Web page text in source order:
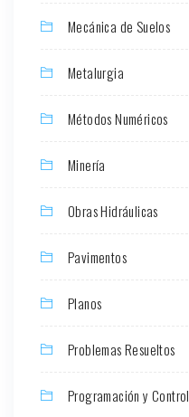
Mecánica de Suelos
Metalurgia
Métodos Numéricos
Minería
Obras Hidráulicas
Pavimentos
Planos
Problemas Resueltos
Programación y Control